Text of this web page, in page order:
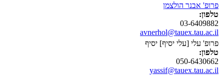
פרופ' אבנר הולצמן
טלפון:
03-6409882
avnerhol@tauex.tau.ac.il
פרופ' עלי [עלי יסיף] יסיף
טלפון:
050-6430662
yassif@tauex.tau.ac.il